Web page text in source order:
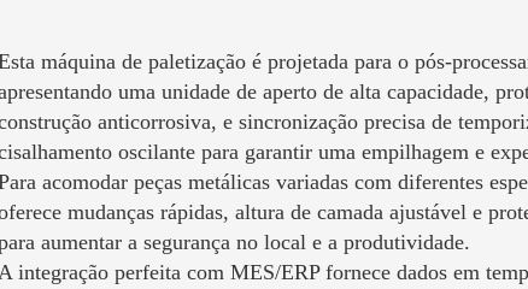
máquina de paletização é projetada para o pós-
uma unidade de aperto de alta capacidade,
anticorrosiva, e sincronização precisa de
oscilante para garantir uma empilhagem e
acomodar peças metálicas variadas com diferentes
mudanças rápidas, altura de camada ajustável e
aumentar a segurança no local e a produtividade.
integração perfeita com MES/ERP fornece dados em